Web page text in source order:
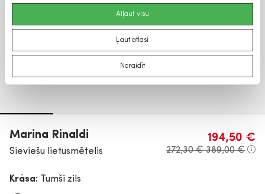
Atļaut visu
Ļaut atlasi
Noraidīt
Marina Rinaldi
Sieviešu lietusmētelis
194,50 €
272,30 €389,00 €
Krāsa: Tumši zils